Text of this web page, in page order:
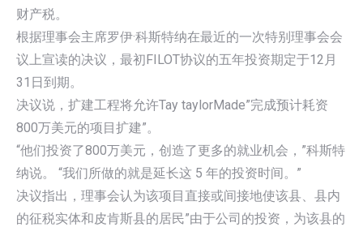
财产税。
根据理事会主席罗伊·科斯特纳在最近的一次特别理事会会
议上宣读的决议，最初FILOT协议的五年投资期定于12月
31日到期。
决议说，扩建工程将允许Tay taylorMade”完成预计耗资
800万美元的项目扩建”。
“他们投资了800万美元，创造了更多的就业机会，”科斯特
纳说。 “我们所做的就是延长这 5 年的投资时间。”
决议指出，理事会认为该项目直接或间接地使该县、县内
的征税实体和皮肯斯县的居民”由于公司的投资，为该县的